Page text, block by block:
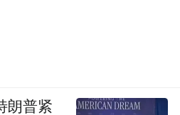
朗普紧